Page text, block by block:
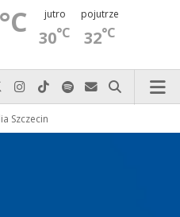
°C jutro
30°C
pojutrze
32°C
po prostu do nas zadzwoń
nas na Facebook-u
Odwiedź nas na X
Odwiedź nas na Instagram-ie
Odwiedź nas na TikTok-u
Szukaj nas na Spotify
Wyślij do nas
Szukaj
Szczecin